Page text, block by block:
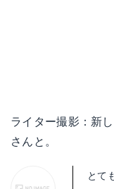
ライター撮影：新
さんと。
とて